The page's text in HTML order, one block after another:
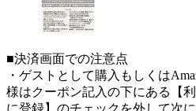
■決済画面での注意点
・ゲストとして購入もしくは
様はクーポン記入の下にある【
に登録】のチェックを外して次